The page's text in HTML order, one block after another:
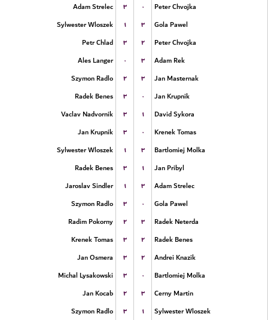
Adam Strelec
۳ ۰
Peter Chvojka
Sylwester Wloszek
۱ ۳
Gola Pawel
Petr Chlad
۳ ۲
Peter Chvojka
Ales Langer
۰ ۳
Adam Rek
Szymon Radlo
۲ ۳
Jan Masternak
Radek Benes
۳ ۰
Jan Krupnik
Vaclav Nadvornik
۳ ۱
David Sykora
Jan Krupnik
۳ ۰
Krenek Tomas
Sylwester Wloszek
۱ ۳
Bartlomiej Molka
Radek Benes
۳ ۱
Jan Pribyl
Jaroslav Sindler
۱ ۳
Adam Strelec
Szymon Radlo
۳ ۰
Gola Pawel
Radim Pokorny
۲ ۳
Radek Neterda
Krenek Tomas
۳ ۲
Radek Benes
Jan Osmera
۳ ۲
Andrei Knazik
Michal Lysakowski
۳ ۰
Bartlomiej Molka
Jan Kocab
۲ ۳
Cerny Martin
Szymon Radlo
۳ ۱
Sylwester Wloszek